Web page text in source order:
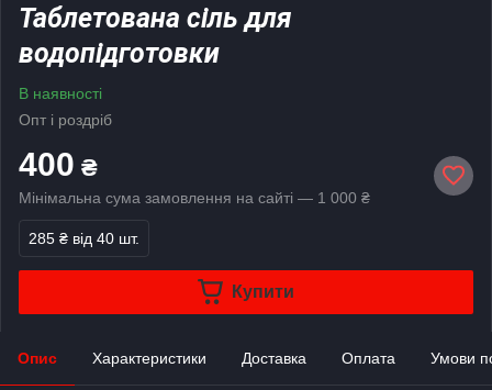
Таблетована сіль для
водопідготовки
В наявності
Опт і роздріб
400 ₴
Мінімальна сума замовлення на сайті — 1 000 ₴
285 ₴ від 40 шт.
Купити
Опис Характеристики Доставка Оплата Умови